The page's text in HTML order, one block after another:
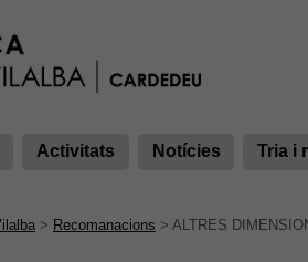
Activitats Notícies Tria i
> Recomanacions > ALTRES